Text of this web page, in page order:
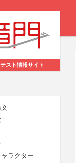
スト情報サイト
ラクター